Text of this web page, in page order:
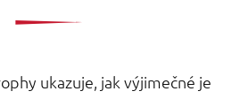
ukazuje, jak výjimečné je